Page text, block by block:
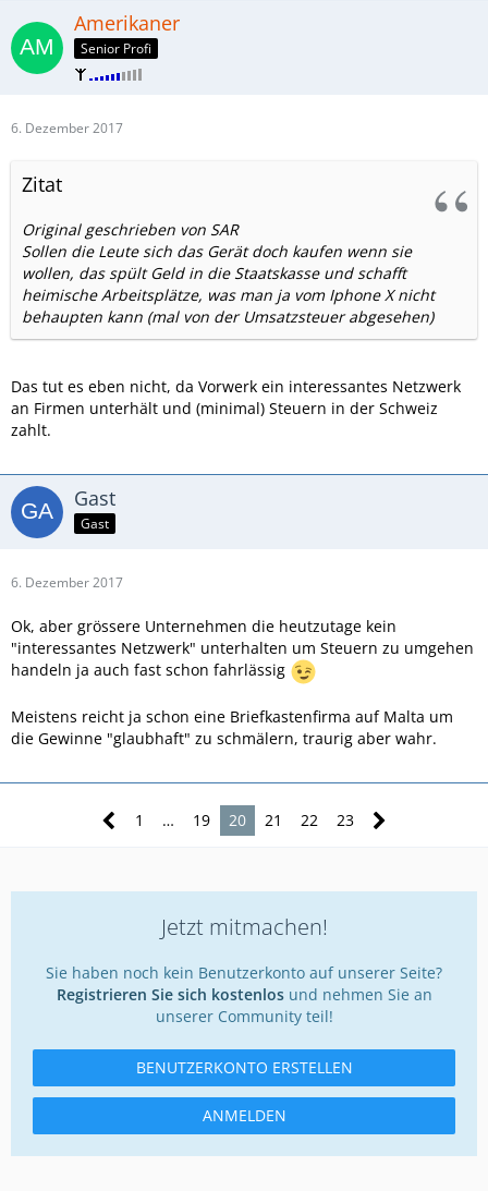
Amerikaner
Senior Profi
6. Dezember 2017
Zitat
Original geschrieben von SAR
Sollen die Leute sich das Gerät doch kaufen wenn sie
wollen, das spült Geld in die Staatskasse und schafft
heimische Arbeitsplätze, was man ja vom Iphone X nicht
behaupten kann (mal von der Umsatzsteuer abgesehen)
Das tut es eben nicht, da Vorwerk ein interessantes Netzwerk
an Firmen unterhält und (minimal) Steuern in der Schweiz
zahlt.
Gast
Gast
6. Dezember 2017
Ok, aber grössere Unternehmen die heutzutage kein
"interessantes Netzwerk" unterhalten um Steuern zu umgehen
handeln ja auch fast schon fahrlässig
Meistens reicht ja schon eine Briefkastenfirma auf Malta um
die Gewinne "glaubhaft" zu schmälern, traurig aber wahr.
1 … 19 20 21 22 23
Jetzt mitmachen!
Sie haben noch kein Benutzerkonto auf unserer Seite?
Registrieren Sie sich kostenlosund nehmen Sie an
unserer Community teil!
BENUTZERKONTO ERSTELLEN
ANMELDEN